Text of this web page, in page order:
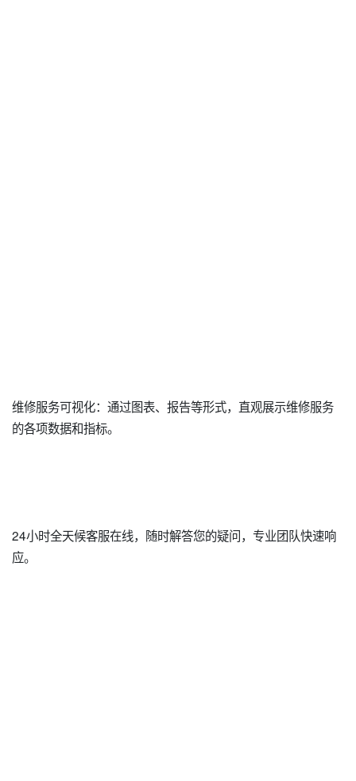
维修服务可视化：通过图表、报告等形式，直观展示维修服务
的各项数据和指标。
24小时全天候客服在线，随时解答您的疑问，专业团队快速响
应。